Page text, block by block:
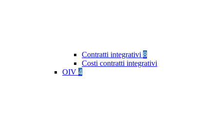
Contratti integrativi 8
Costi contratti integrativi
OIV 4